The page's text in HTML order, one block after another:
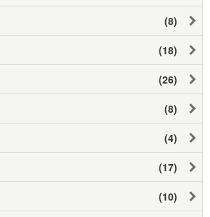
(8)
(18)
(26)
(8)
(4)
(17)
(10)